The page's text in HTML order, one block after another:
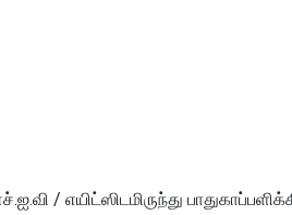
/ எயிட்ஸிடமிருந்து